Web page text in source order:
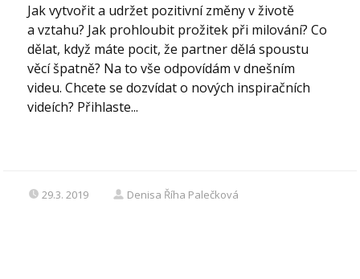
Jak vytvořit a udržet pozitivní změny v životě
a vztahu? Jak prohloubit prožitek při milování? Co
dělat, když máte pocit, že partner dělá spoustu
věcí špatně? Na to vše odpovídám v dnešním
videu. Chcete se dozvídat o nových inspiračních
videích? Přihlaste...
29.3. 2019 Denisa Říha Palečková